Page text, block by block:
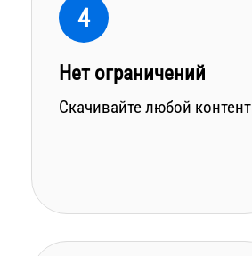
4
Нет ограничений
Скачивайте любой контент